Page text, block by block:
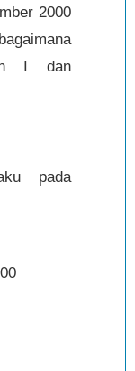
2000
I dan
pada